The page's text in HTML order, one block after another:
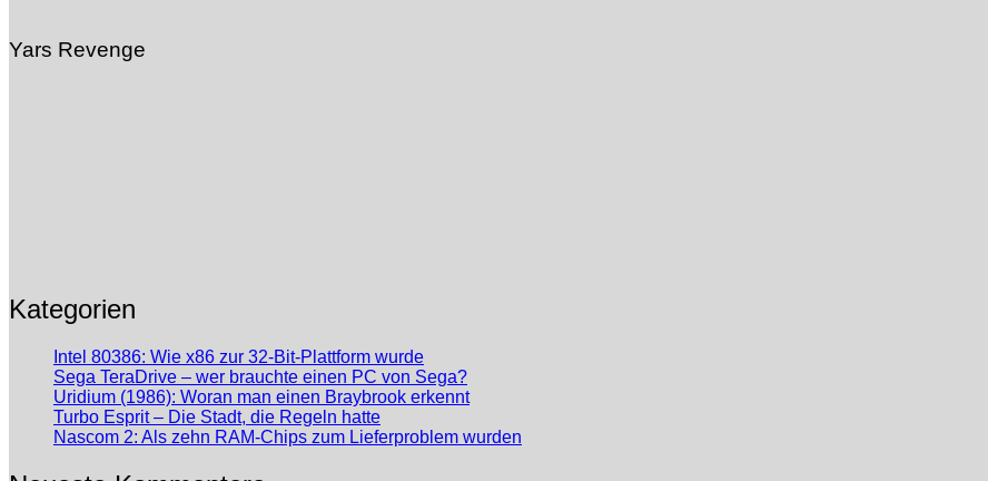
Yars Revenge
Kategorien
Intel 80386: Wie x86 zur 32-Bit-Plattform wurde
Sega TeraDrive – wer brauchte einen PC von Sega?
Uridium (1986): Woran man einen Braybrook erkennt
Turbo Esprit – Die Stadt, die Regeln hatte
Nascom 2: Als zehn RAM-Chips zum Lieferproblem wurden